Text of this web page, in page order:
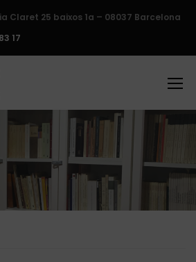
Claret 25 baixos 1a – 08037 Barcelona
17